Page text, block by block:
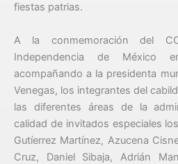
fiestas patrias.
A la conmemoración del
Independencia de México
acompañando a la presidenta
Venegas, los integrantes del
las diferentes áreas de la
calidad de invitados especiales
Gutíerrez Martínez, Azucena
Cruz, Daniel Sibaja, Adrián